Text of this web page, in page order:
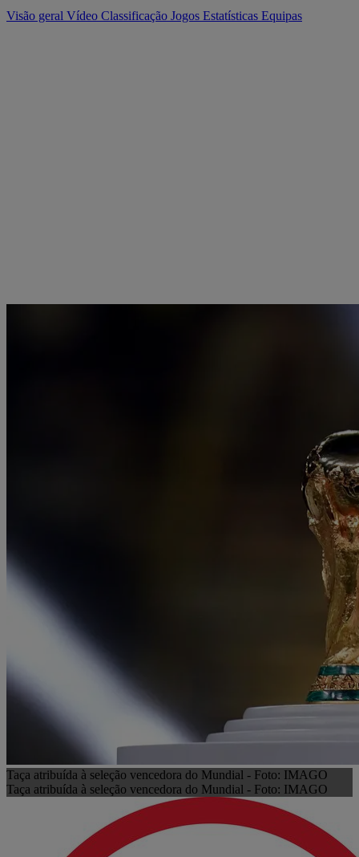
Visão geral Vídeo Classificação Jogos Estatísticas Equipas
Taça atribuída à seleção vencedora do Mundial - Foto: IMAGO
Taça atribuída à seleção vencedora do Mundial - Foto: IMAGO